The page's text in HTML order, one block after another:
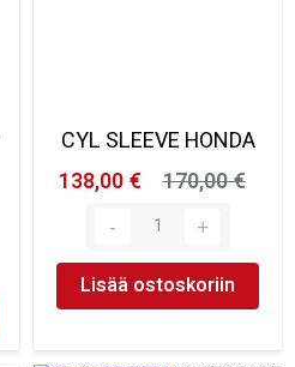
CYL SLEEVE HONDA
138,00 €
170,00 €
Lisää ostoskoriin